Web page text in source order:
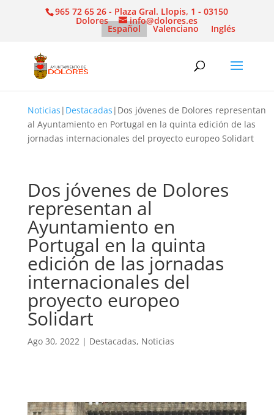
965 72 65 26 - Plaza Gral. Llopis, 1 - 03150
Dolores info@dolores.es
Español Valenciano Inglés
Noticias | Destacadas | Dos jóvenes de Dolores representan
al Ayuntamiento en Portugal en la quinta edición de las
jornadas internacionales del proyecto europeo Solidart
Dos jóvenes de Dolores
representan al
Ayuntamiento en
Portugal en la quinta
edición de las jornadas
internacionales del
proyecto europeo
Solidart
Ago 30, 2022| Destacadas, Noticias